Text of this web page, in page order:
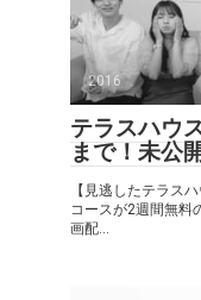
2016
テラスハウ
まで！未公
【見逃したテラス
コースが2週間無料
画配...